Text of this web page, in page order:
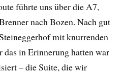
führte uns über die A7,
nach Bozen. Nach gut
mit knurrenden
in Erinnerung hatten war
– die Suite, die wir